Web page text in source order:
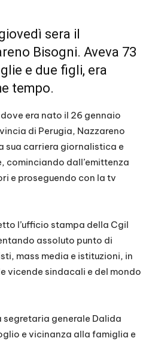
sera il
Bisogni. Aveva 73
e due figli, era
tempo.
era nato il 26 gennaio
di Perugia, Nazzareno
sua carriera giornalistica e
cominciando dall’emittenza
e proseguendo con la tv
l’ufficio stampa della Cgil
assoluto punto di
mass media e istituzioni, in
vicende sindacali e del mondo
segretaria generale Dalida
e vicinanza alla famiglia e